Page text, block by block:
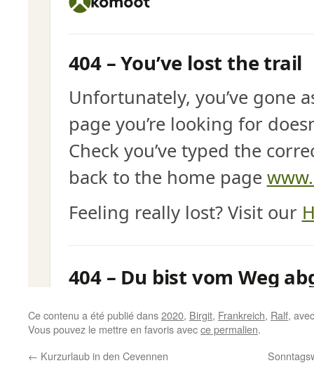
Ce contenu a été publié dans2020, Birgit, Frankreich, Ralf,
Vous pouvez le mettre en favoris avecce permalien.
← Kurzurlaub in den Cevennen